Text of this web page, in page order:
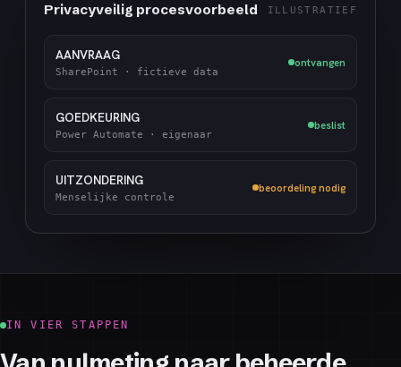
Privacyveilig procesvoorbeeld ILLUSTRATIEF
AANVRAAG
SharePoint · fictieve data
ontvangen
GOEDKEURING
Power Automate · eigenaar
beslist
UITZONDERING
Menselijke controle
beoordeling nodig
IN VIER STAPPEN